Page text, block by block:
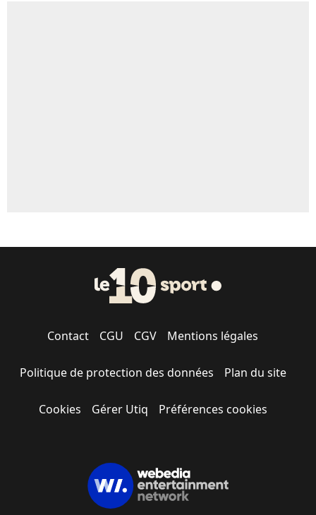
Contact CGU CGV Mentions légales
Politique de protection des données Plan du site
Cookies Gérer Utiq Préférences cookies